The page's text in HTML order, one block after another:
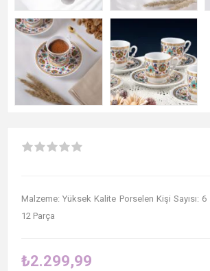
Malzeme: Yüksek Kalite Porselen Kişi Sayısı: 6
12 Parça
₺2.299,99